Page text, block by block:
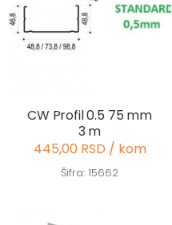
CW Profil 0.5 75 mm
3 m
445,00 RSD / kom
Šifra: 15662